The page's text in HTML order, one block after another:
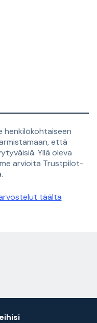
henkilökohtaiseen
että
Yllä oleva
arvioita Trustpilot-
täältä